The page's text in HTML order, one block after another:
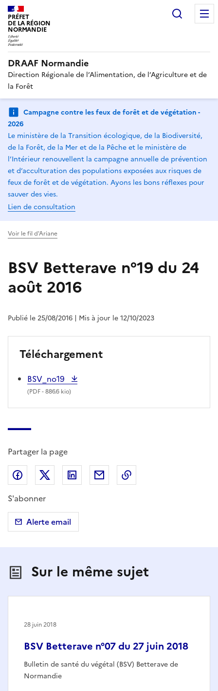
PRÉFET
DE LA RÉGION
NORMANDIE
DRAAF Normandie
Direction Régionale de l’Alimentation, de l’Agriculture et de
la Forêt
Campagne contre les feux de forêt et de végétation -
2026
Le ministère de la Transition écologique, de la Biodiversité,
de la Forêt, de la Mer et de la Pêche et le ministère de
l’Intérieur renouvellent la campagne annuelle de prévention
et d’acculturation des populations exposées aux risques de
feux de forêt et de végétation. Ayons les bons réflexes pour
sauver des vies.
Lien de consultation
Voir le fil d'Ariane
BSV Betterave n°19 du 24
août 2016
Publié le 25/08/2016 | Mis à jour le 12/10/2023
Téléchargement
BSV_no19
(PDF- 886.6 kio)
Partager la page
Partager sur Facebook
Partager sur X (anciennement Twitter)
Partager sur LinkedIn
Partager par email
S'abonner
Alerte email
Sur le même sujet
BSV Betterave n°07 du 27 juin 2018
Bulletin de santé du végétal (BSV) Betterave de
Normandie
28 juin 2018